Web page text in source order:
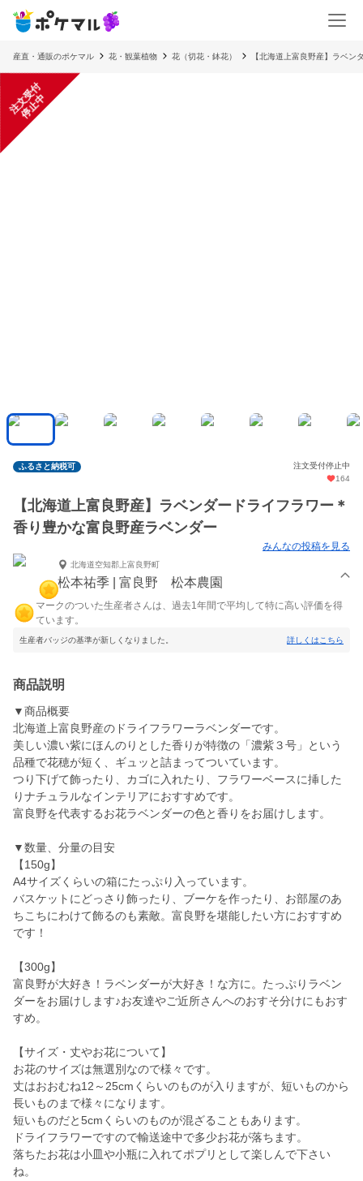
産直・通販のポケマル 花・観葉植物 花（切花・鉢花） 【北海道上富良野産】ラベン
注
文
受
付
停
止
中
ふるさと納税可
注文受付停止中
164
【北海道上富良野産】ラベンダードライフラワー＊
香り豊かな富良野産ラベンダー
みんなの投稿を見る
北海道空知郡上富良野町
松本祐季 | 富良野 松本農園
マークのついた生産者さんは、過去1年間で平均して特に高い評価を得
ています。
生産者バッジの基準が新しくなりました。 詳しくはこちら
商品説明
▼商品概要
北海道上富良野産のドライフラワーラベンダーです。
美しい濃い紫にほんのりとした香りが特徴の「濃紫３号」という
品種で花穂が短く、ギュッと詰まってついています。
つり下げて飾ったり、カゴに入れたり、フラワーベースに挿した
りナチュラルなインテリアにおすすめです。
富良野を代表するお花ラベンダーの色と香りをお届けします。
▼数量、分量の目安
【150g】
A4サイズくらいの箱にたっぷり入っています。
バスケットにどっさり飾ったり、ブーケを作ったり、お部屋のあ
ちこちにわけて飾るのも素敵。富良野を堪能したい方におすすめ
です！
【300g】
富良野が大好き！ラベンダーが大好き！な方に。たっぷりラベン
ダーをお届けします♪お友達やご近所さんへのおすそ分けにもおす
すめ。
【サイズ・丈やお花について】
お花のサイズは無選別なので様々です。
丈はおおむね12～25cmくらいのものが入りますが、短いものから
長いものまで様々になります。
短いものだと5cmくらいのものが混ざることもあります。
ドライフラワーですので輸送途中で多少お花が落ちます。
落ちたお花は小皿や小瓶に入れてポプリとして楽しんで下さい
ね。